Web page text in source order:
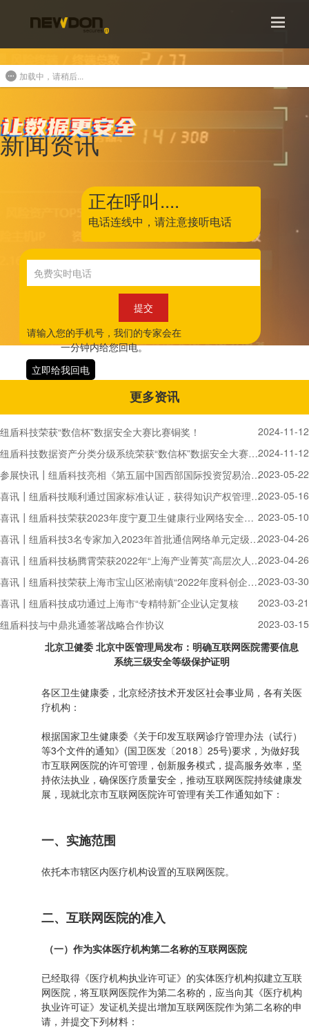
新闻资讯
更多资讯
纽盾科技荣获“数信杯”数据安全大赛比赛铜奖！
2024-11-12
纽盾科技数据资产分类分级系统荣获“数信杯”数据安全大赛数据安全产品能力评比赛铜奖！2024-11-12
参展快讯┃纽盾科技亮相《第五届中国西部国际投资贸易洽谈会》2023-05-22
喜讯┃纽盾科技顺利通过国家标准认证，获得知识产权管理体系认证证书2023-05-16
喜讯┃纽盾科技荣获2023年度宁夏卫生健康行业网络安全工作优秀技术支撑单位 2023-05-10
喜讯┃纽盾科技3名专家加入2023年首批通信网络单元定级备案专家组2023-04-26
喜讯┃纽盾科技杨腾霄荣获2022年“上海产业菁英”高层次人才：产业领军人才证书2023-04-26
喜讯┃纽盾科技荣获上海市宝山区淞南镇“2022年度科创企业奖”2023-03-30
喜讯┃纽盾科技成功通过上海市“专精特新”企业认定复核
2023-03-21
纽盾科技与中鼎兆通签署战略合作协议
2023-03-15
北京卫健委 北京中医管理局发布：明确互联网医院需要信息
系统三级安全等级保护证明
各区卫生健康委，北京经济技术开发区社会事业局，各有关医
疗机构：
根据国家卫生健康委《关于印发互联网诊疗管理办法（试行）
等3个文件的通知》(国卫医发〔2018〕25号)要求，为做好我
市互联网医院的许可管理，创新服务模式，提高服务效率，坚
持依法执业，确保医疗质量安全，推动互联网医院持续健康发
展，现就北京市互联网医院许可管理有关工作通知如下：
一、实施范围
依托本市辖区内医疗机构设置的互联网医院。
二、互联网医院的准入
（一）作为实体医疗机构第二名称的互联网医院
已经取得《医疗机构执业许可证》的实体医疗机构拟建立互联
网医院，将互联网医院作为第二名称的，应当向其《医疗机构
执业许可证》发证机关提出增加互联网医院作为第二名称的申
请，并提交下列材料：
正在呼叫....
电话连线中， 请注意接听电话
提交
请输入您的手机号，我们的专家会在
一分钟内给您回电。
立即给我回电
加载中，请稍后...